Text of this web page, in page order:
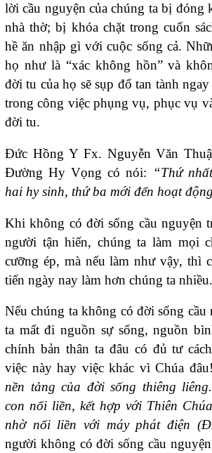
lời cầu nguyện của chúng ta bị đóng
nhà thờ; bị khóa chặt trong cuốn
hề ăn nhập gì với cuộc sống cả.
họ như là “xác không hồn” và
đời tu của họ sẽ sụp đổ tan tành
trong công việc phụng vụ, phục vụ
đời tu.
Đức Hồng Y Fx. Nguyễn Văn
Đường Hy Vọng có nói: “Thứ
hai hy sinh, thứ ba mới đến hoạt
Khi không có đời sống cầu nguyện
người tận hiến, chúng ta làm mọi
cưỡng ép, mà nếu làm như vậy, thì
tiến ngày nay làm hơn chúng ta nhiều.
Nếu chúng ta không có đời sống cầu
ta mất đi nguồn sự sống, nguồn
chính bản thân ta đâu có đủ tư
việc này hay việc khác vì Chúa đâu!
nền tảng của đời sống thiêng
con nối liền, kết hợp với Thiên
nhờ nối liền với máy phát điện
người không có đời sống cầu